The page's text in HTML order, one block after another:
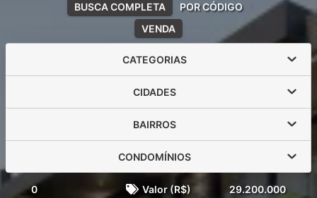
VENDA
BUSCA COMPLETA POR CÓDIGO
CATEGORIAS
CIDADES
BAIRROS
CONDOMÍNIOS
0 Valor (R$) 29.200.000